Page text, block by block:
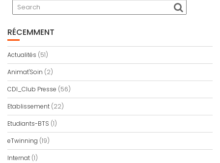
RÉCEMMENT
Actualités (51)
Animat'Soin (2)
CDI_Club Presse (56)
Etablissement (22)
Etudiants-BTS (1)
eTwinning (19)
Internat (1)